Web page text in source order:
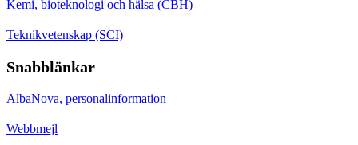
Kemi, bioteknologi och hälsa (CBH)
Teknikvetenskap (SCI)
Snabblänkar
AlbaNova, personalinformation
Webbmejl